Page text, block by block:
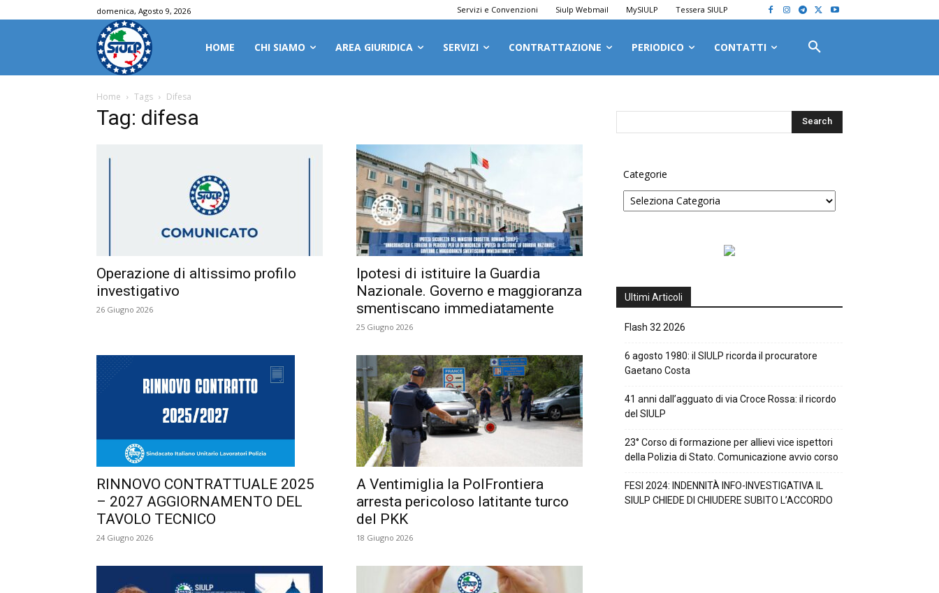
domenica, Agosto 9, 2026 Servizi e Convenzioni Siulp Webmail MySIULP Tessera SIULP
HOME CHI SIAMO AREA GIURIDICA SERVIZI CONTRATTAZIONE PERIODICO CONTATTI
Home Tags Difesa
Tag: difesa
Operazione di altissimo profilo
investigativo
26 Giugno 2026
Ipotesi di istituire la Guardia
Nazionale. Governo e maggioranza
smentiscano immediatamente
25 Giugno 2026
RINNOVO CONTRATTUALE 2025
– 2027 AGGIORNAMENTO DEL
TAVOLO TECNICO
24 Giugno 2026
A Ventimiglia la PolFrontiera
arresta pericoloso latitante turco
del PKK
18 Giugno 2026
Categorie
Ultimi Articoli
Flash 32 2026
6 agosto 1980: il SIULP ricorda il procuratore
Gaetano Costa
41 anni dall’agguato di via Croce Rossa: il ricordo
del SIULP
23° Corso di formazione per allievi vice ispettori
della Polizia di Stato. Comunicazione avvio corso
FESI 2024: INDENNITÀ INFO-INVESTIGATIVA IL
SIULP CHIEDE DI CHIUDERE SUBITO L’ACCORDO